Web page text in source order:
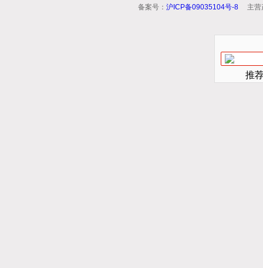
备案号： 沪ICP备09035104号-8 主营
推